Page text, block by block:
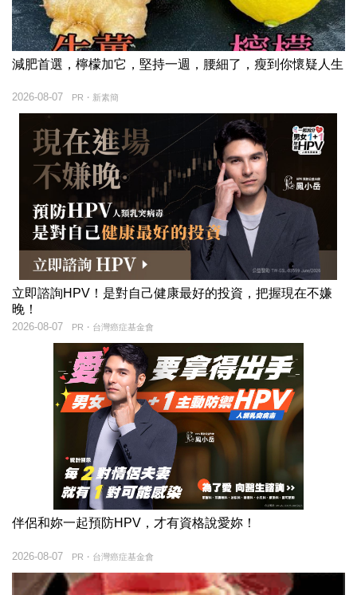
減肥首選，檸檬加它，堅持一週，腰細了，瘦到你懷疑人生
PR・新素簡
2026-08-07
立即諮詢HPV！是對自己健康最好的投資，把握現在不嫌
晚！
PR・台灣癌症基金會
2026-08-07
伴侶和妳一起預防HPV，才有資格說愛妳！
PR・台灣癌症基金會
2026-08-07